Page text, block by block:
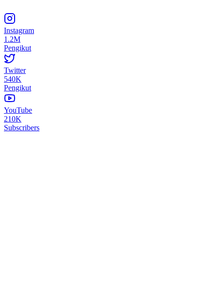
Instagram
1.2M
Pengikut
Twitter
540K
Pengikut
YouTube
210K
Subscribers